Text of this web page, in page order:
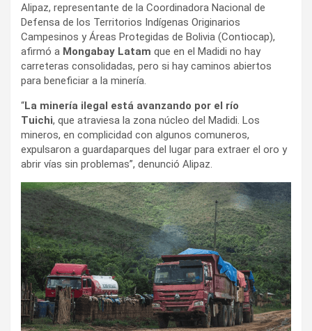
Alipaz, representante de la Coordinadora Nacional de
Defensa de los Territorios Indígenas Originarios
Campesinos y Áreas Protegidas de Bolivia (Contiocap),
afirmó a Mongabay Latam que en el Madidi no hay
carreteras consolidadas, pero si hay caminos abiertos
para beneficiar a la minería.
“La minería ilegal está avanzando por el río
Tuichi, que atraviesa la zona núcleo del Madidi. Los
mineros, en complicidad con algunos comuneros,
expulsaron a guardaparques del lugar para extraer el oro y
abrir vías sin problemas”, denunció Alipaz.